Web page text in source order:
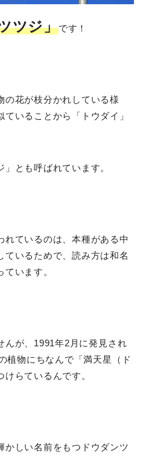
ツジ」です！
の花が枝分かれしている様
いることから「トウダイ」
とも呼ばれています。
れているのは、本種がある中
ているためで、読み方は和名
います。
んが、1991年2月に発見され
植物にちなんで「満天星（ド
らているんです。
かしい名前をもつドウダンツ